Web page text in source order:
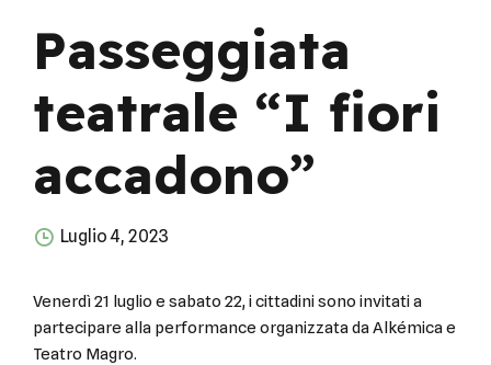
Passeggiata
teatrale “I fiori
accadono”
Luglio 4, 2023
Venerdì 21 luglio e sabato 22, i cittadini sono invitati a
partecipare alla performance organizzata da Alkémica e
Teatro Magro.